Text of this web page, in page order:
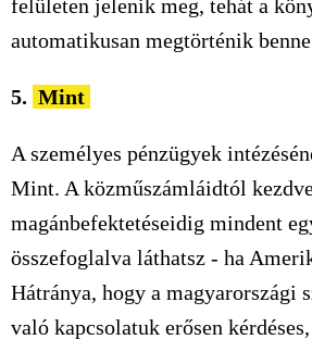
felületen jelenik meg, tehát a
automatikusan megtörténik
5. Mint
A személyes pénzügyek
Mint. A közműszámláidtól
magánbefektetéseidig mindent
összefoglalva láthatsz - ha
Hátránya, hogy a magyarországi
való kapcsolatuk erősen